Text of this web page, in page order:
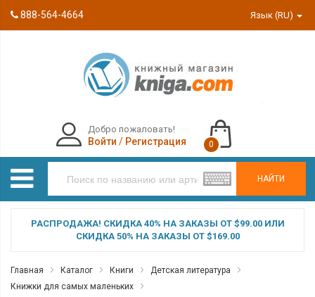
888-564-4664 Язык (RU)
НАЙТИ
Добро пожаловать!
Войти / Регистрация 0
РАСПРОДАЖА! СКИДКА 40% НА ЗАКАЗЫ ОТ $99.00 ИЛИ
СКИДКА 50% НА ЗАКАЗЫ ОТ $169.00
Главная Каталог Книги
Детская литература
Книжки для самых маленьких